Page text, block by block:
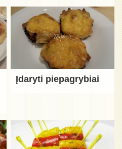
Įdaryti piepagrybiai